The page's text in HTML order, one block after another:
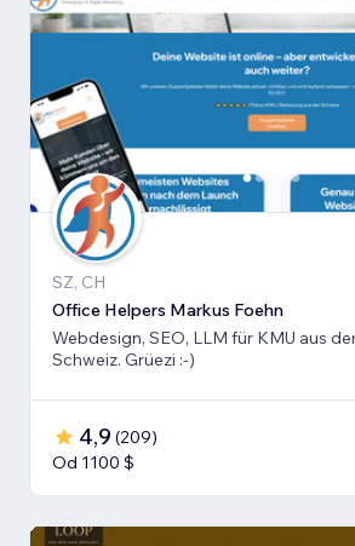
SZ, CH
Office Helpers Markus Foehn
Webdesign, SEO, LLM für KMU aus dem Herzen der
Schweiz. Grüezi :-)
4,9 (209)
Od 1100 $